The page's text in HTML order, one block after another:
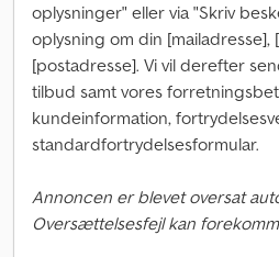
oplysninger" eller via "Skriv
oplysning om din [mailadresse],
[postadresse]. Vi vil derefter
tilbud samt vores
kundeinformation,
standardfortrydelsesformular.
Annoncen er blevet oversat
Oversættelsesfejl kan